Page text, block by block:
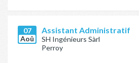
07
Aoû
Assistant Administratif
SH Ingénieurs Sàrl
Perroy